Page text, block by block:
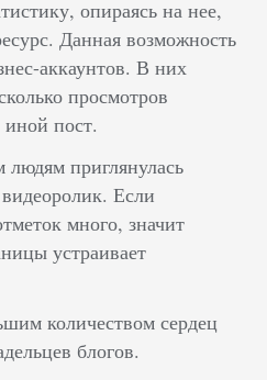
опираясь на нее,
Данная возможность
аккаунтов. В них
просмотров
пост.
людям приглянулась
Если
много, значит
устраивает
количеством сердец
блогов.